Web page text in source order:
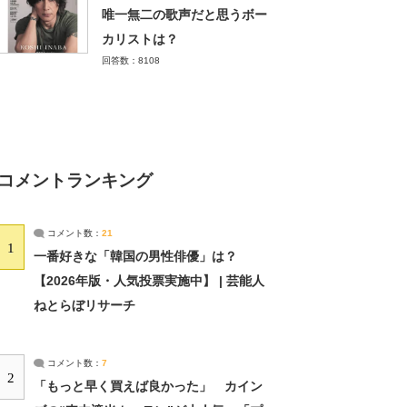
唯一無二の歌声だと思うボー
カリストは？
回答数：8108
コメントランキング
1
コメント数： 21
一番好きな「韓国の男性俳優」は？
【2026年版・人気投票実施中】 | 芸能人
ねとらぼリサーチ
2
コメント数： 7
「もっと早く買えば良かった」 カイン